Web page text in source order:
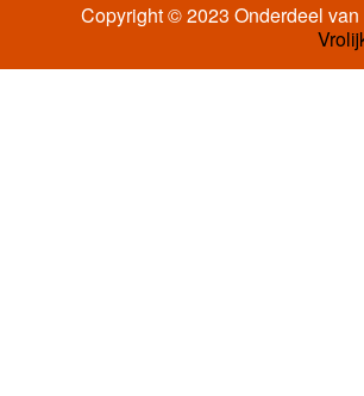
Copyright © 2023 Onderdeel van